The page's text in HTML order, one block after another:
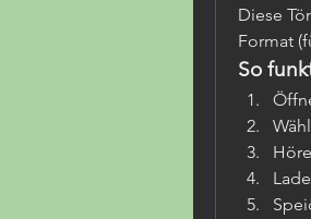
Diese
Format
So